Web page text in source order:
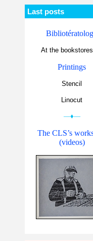
Last posts
At the
Printings
Stencil
Linocut
—♦—
The CLS’s
(videos)